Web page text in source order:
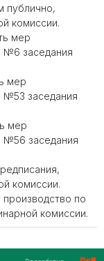
публично,
комиссии.
мер
№6 заседания
мер
№53 заседания
мер
№56 заседания
комиссии.
по
комиссии.